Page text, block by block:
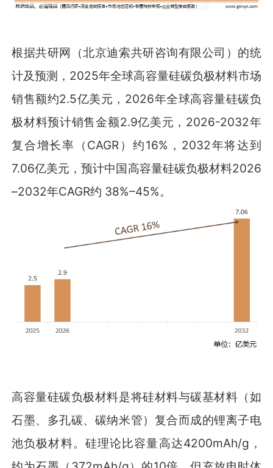
根据共研网（北京迪索共研咨询有限公司）的统
计及预测，2025年全球高容量硅碳负极材料市场
销售额约2.5亿美元，2026年全球高容量硅碳负
极材料预计销售金额2.9亿美元，2026-2032年
复合增长率（CAGR）约16%，2032年将达到
7.06亿美元，预计中国高容量硅碳负极材料2026
–2032年CAGR约 38%–45%。
高容量硅碳负极材料是将硅材料与碳基材料（如
石墨、多孔碳、碳纳米管）复合而成的锂离子电
池负极材料。硅理论比容量高达4200mAh/g，